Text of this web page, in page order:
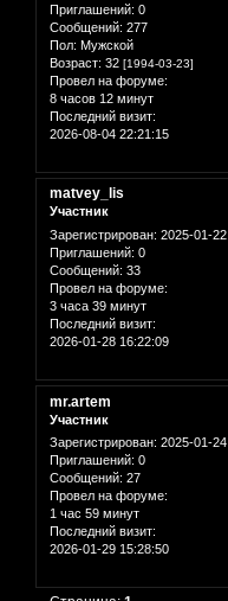
Приглашений: 0
Сообщений: 277
Пол: Мужской
Возраст: 32 [1994-03-23]
Провел на форуме:
8 часов 12 минут
Последний визит:
2026-08-04 22:21:15
matvey_lis
Участник
Зарегистрирован: 2025-01-22
Приглашений: 0
Сообщений: 33
Провел на форуме:
3 часа 39 минут
Последний визит:
2026-01-28 16:22:09
mr.artem
Участник
Зарегистрирован: 2025-01-24
Приглашений: 0
Сообщений: 27
Провел на форуме:
1 час 59 минут
Последний визит:
2026-01-29 15:28:50